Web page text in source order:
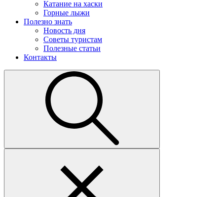
Катание на хаски
Горные лыжи
Полезно знать
Новость дня
Советы туристам
Полезные статьи
Контакты